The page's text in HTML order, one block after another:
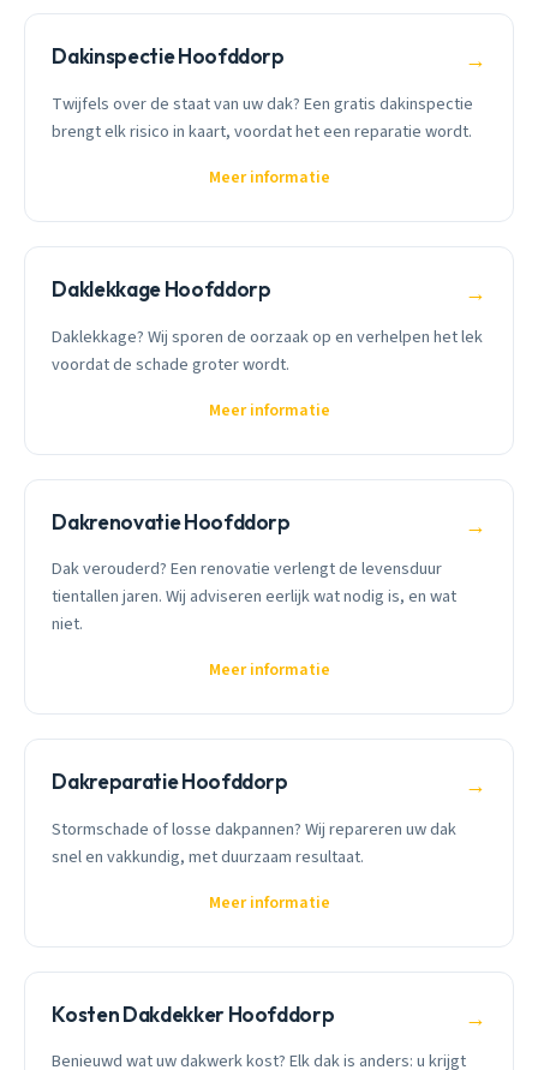
Dakinspectie Hoofddorp →
Twijfels over de staat van uw dak? Een gratis dakinspectie
brengt elk risico in kaart, voordat het een reparatie wordt.
Meer informatie
Daklekkage Hoofddorp →
Daklekkage? Wij sporen de oorzaak op en verhelpen het lek
voordat de schade groter wordt.
Meer informatie
Dakrenovatie Hoofddorp →
Dak verouderd? Een renovatie verlengt de levensduur
tientallen jaren. Wij adviseren eerlijk wat nodig is, en wat
niet.
Meer informatie
Dakreparatie Hoofddorp →
Stormschade of losse dakpannen? Wij repareren uw dak
snel en vakkundig, met duurzaam resultaat.
Meer informatie
Kosten Dakdekker Hoofddorp →
Benieuwd wat uw dakwerk kost? Elk dak is anders: u krijgt